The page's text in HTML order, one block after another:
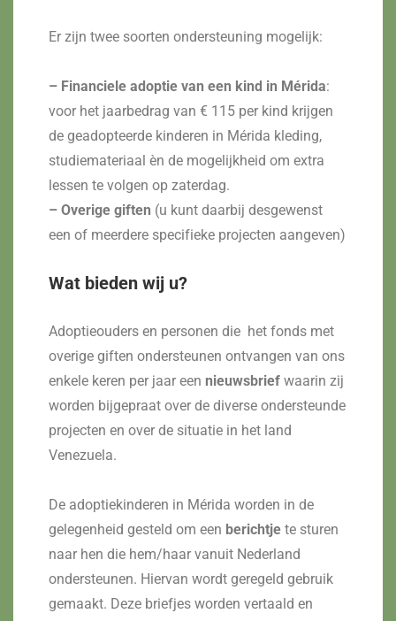
Er zijn twee soorten ondersteuning mogelijk:
– Financiele adoptie van een kind in Mérida:
voor het jaarbedrag van € 115 per kind krijgen
de geadopteerde kinderen in Mérida kleding,
studiemateriaal èn de mogelijkheid om extra
lessen te volgen op zaterdag.
– Overige giften (u kunt daarbij desgewenst
een of meerdere specifieke projecten aangeven)
Wat bieden wij u?
Adoptieouders en personen die het fonds met
overige giften ondersteunen ontvangen van ons
enkele keren per jaar een nieuwsbrief waarin zij
worden bijgepraat over de diverse ondersteunde
projecten en over de situatie in het land
Venezuela.
De adoptiekinderen in Mérida worden in de
gelegenheid gesteld om een berichtje te sturen
naar hen die hem/haar vanuit Nederland
ondersteunen. Hiervan wordt geregeld gebruik
gemaakt. Deze briefjes worden vertaald en